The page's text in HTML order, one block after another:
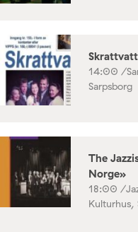
14:00 /
Sarpsborg
The
Norge»
18:00 /
Kulturhus,